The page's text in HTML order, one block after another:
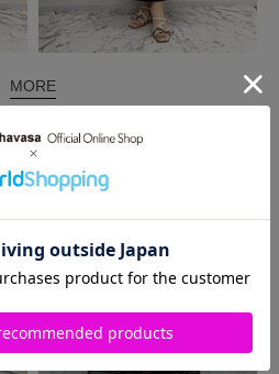
MORE
った コーディネート